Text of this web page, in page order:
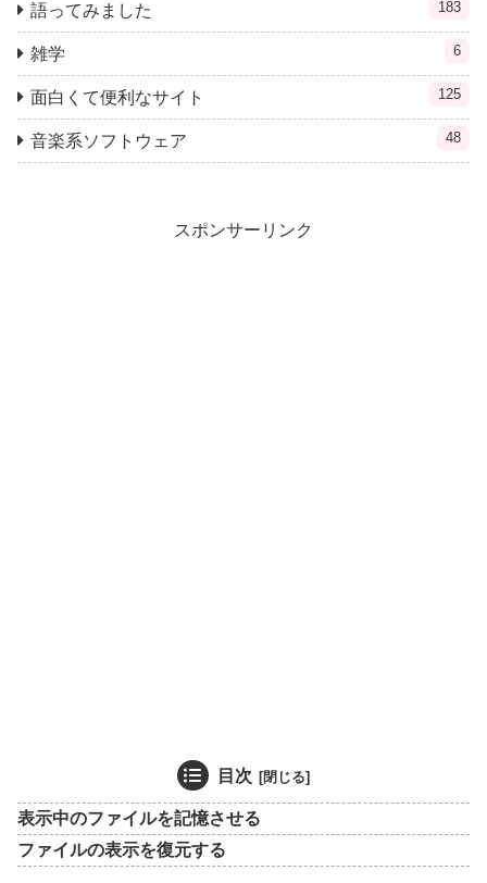
語ってみました 183
雑学 6
面白くて便利なサイト 125
音楽系ソフトウェア 48
スポンサーリンク
目次
表示中のファイルを記憶させる
ファイルの表示を復元する